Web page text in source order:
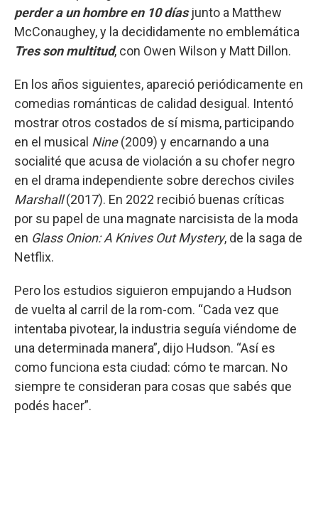
perder a un hombre en 10 díasjunto a Matthew
McConaughey, y la decididamente no emblemática
Tres son multitud, con Owen Wilson y Matt Dillon.
En los años siguientes, apareció periódicamente en
comedias románticas de calidad desigual. Intentó
mostrar otros costados de sí misma, participando
en el musical Nine(2009) y encarnando a una
socialité que acusa de violación a su chofer negro
en el drama independiente sobre derechos civiles
Marshall(2017). En 2022 recibió buenas críticas
por su papel de una magnate narcisista de la moda
en Glass Onion: A Knives Out Mystery, de la saga de
Netflix.
Pero los estudios siguieron empujando a Hudson
de vuelta al carril de la rom-com. “Cada vez que
intentaba pivotear, la industria seguía viéndome de
una determinada manera”, dijo Hudson. “Así es
como funciona esta ciudad: cómo te marcan. No
siempre te consideran para cosas que sabés que
podés hacer”.